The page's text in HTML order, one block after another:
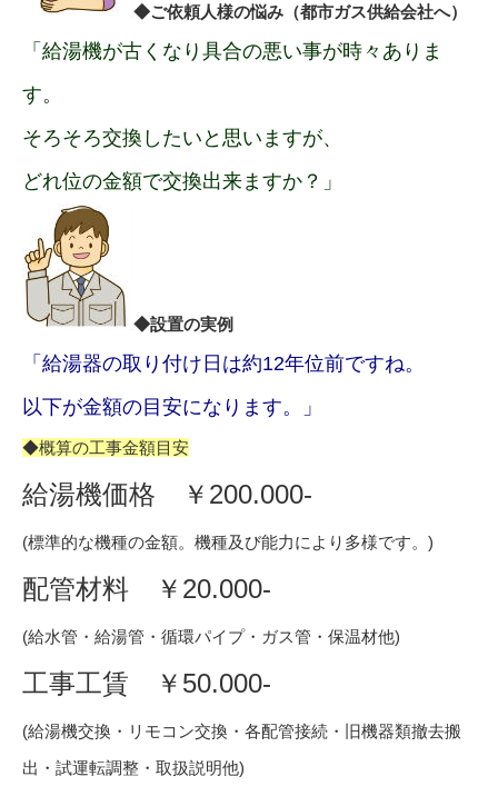
◆ご依頼人様の悩み（都市ガス供給会社へ）
「給湯機が古くなり具合の悪い事が時々ありま
す。
そろそろ交換したいと思いますが、
どれ位の金額で交換出来ますか？」
◆設置の実例
「給湯器の取り付け日は約12年位前ですね。
以下が金額の目安になります。」
◆概算の工事金額目安
給湯機価格 ￥200.000-
(標準的な機種の金額。機種及び能力により多様です。)
配管材料 ￥20.000-
(給水管・給湯管・循環パイプ・ガス管・保温材他)
工事工賃 ￥50.000-
(給湯機交換・リモコン交換・各配管接続・旧機器類撤去搬
出・試運転調整・取扱説明他)